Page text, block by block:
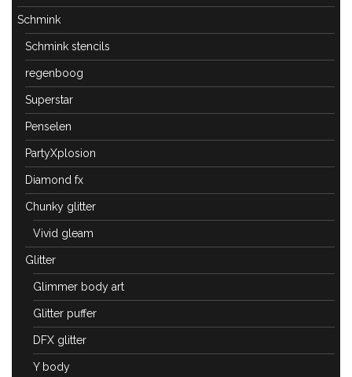
Schmink
Schmink stencils
regenboog
Superstar
Penselen
PartyXplosion
Diamond fx
Chunky glitter
Vivid gleam
Glitter
Glimmer body art
Glitter puffer
DFX glitter
Y body